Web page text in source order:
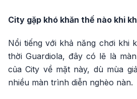
City gặp khó khăn thế nào khi
Nổi tiếng với khả năng chơi khi
thời Guardiola, đây có lẽ là
của City về mặt này, dù mùa
nhiều màn trình diễn nghèo nàn.